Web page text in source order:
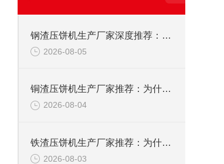
钢渣压饼机生产厂家深度推荐：为何恩派特成为高净值产线的优选
2026-08-05
铜渣压饼机生产厂家推荐：为什么恩派特成为众多企业的信赖？
2026-08-04
铁渣压饼机生产厂家推荐：为什么恩派特成为众多企业的优选？
2026-08-03